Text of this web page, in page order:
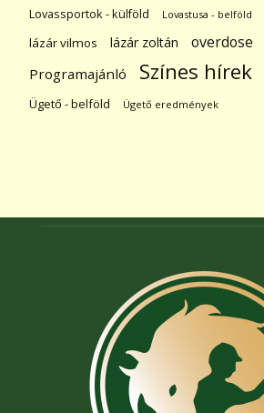
Lovassportok - külföld Lovastusa - belföld
lázár vilmos lázár zoltán overdose
Programajánló Színes hírek
Ügető - belföld Ügető eredmények